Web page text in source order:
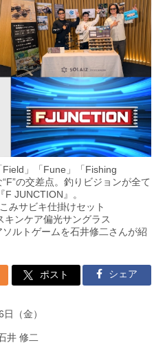
Field」「Fune」「Fishing
の交差点。釣りビジョンが全て
JUNCTION』。
みサビキ仕掛けセット
キンケア偏光サングラス
ソルトゲームを石井修二さんが紹
ポスト シェア
（金）
井 修二